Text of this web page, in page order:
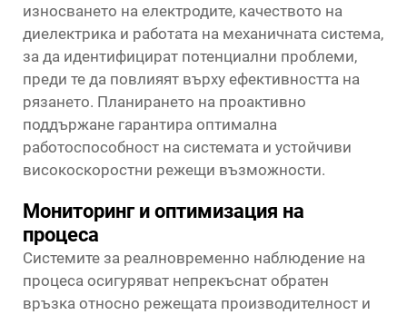
износването на електродите, качеството на
диелектрика и работата на механичната система,
за да идентифицират потенциални проблеми,
преди те да повлияят върху ефективността на
рязането. Планирането на проактивно
поддържане гарантира оптимална
работоспособност на системата и устойчиви
високоскоростни режещи възможности.
Мониторинг и оптимизация на
процеса
Системите за реалновременно наблюдение на
процеса осигуряват непрекъснат обратен
връзка относно режещата производителност и